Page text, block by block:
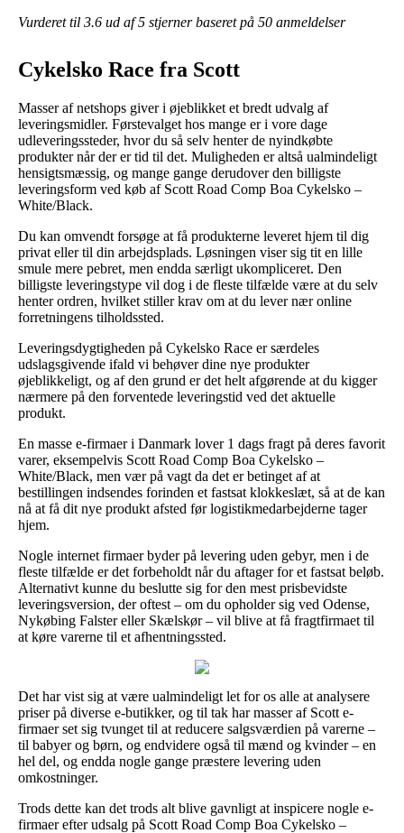
Vurderet til 3.6 ud af 5 stjerner baseret på 50 anmeldelser
Cykelsko Race fra Scott
Masser af netshops giver i øjeblikket et bredt udvalg af
leveringsmidler. Førstevalget hos mange er i vore dage
udleveringssteder, hvor du så selv henter de nyindkøbte
produkter når der er tid til det. Muligheden er altså ualmindeligt
hensigtsmæssig, og mange gange derudover den billigste
leveringsform ved køb af Scott Road Comp Boa Cykelsko –
White/Black.
Du kan omvendt forsøge at få produkterne leveret hjem til dig
privat eller til din arbejdsplads. Løsningen viser sig tit en lille
smule mere pebret, men endda særligt ukompliceret. Den
billigste leveringstype vil dog i de fleste tilfælde være at du selv
henter ordren, hvilket stiller krav om at du lever nær online
forretningens tilholdssted.
Leveringsdygtigheden på Cykelsko Race er særdeles
udslagsgivende ifald vi behøver dine nye produkter
øjeblikkeligt, og af den grund er det helt afgørende at du kigger
nærmere på den forventede leveringstid ved det aktuelle
produkt.
En masse e-firmaer i Danmark lover 1 dags fragt på deres favorit
varer, eksempelvis Scott Road Comp Boa Cykelsko –
White/Black, men vær på vagt da det er betinget af at
bestillingen indsendes forinden et fastsat klokkeslæt, så at de kan
nå at få dit nye produkt afsted før logistikmedarbejderne tager
hjem.
Nogle internet firmaer byder på levering uden gebyr, men i de
fleste tilfælde er det forbeholdt når du aftager for et fastsat beløb.
Alternativt kunne du beslutte sig for den mest prisbevidste
leveringsversion, der oftest – om du opholder sig ved Odense,
Nykøbing Falster eller Skælskør – vil blive at få fragtfirmaet til
at køre varerne til et afhentningssted.
Det har vist sig at være ualmindeligt let for os alle at analysere
priser på diverse e-butikker, og til tak har masser af Scott e-
firmaer set sig tvunget til at reducere salgsværdien på varerne –
til babyer og børn, og endvidere også til mænd og kvinder – en
hel del, og endda nogle gange præstere levering uden
omkostninger.
Trods dette kan det trods alt blive gavnligt at inspicere nogle e-
firmaer efter udsalg på Scott Road Comp Boa Cykelsko –